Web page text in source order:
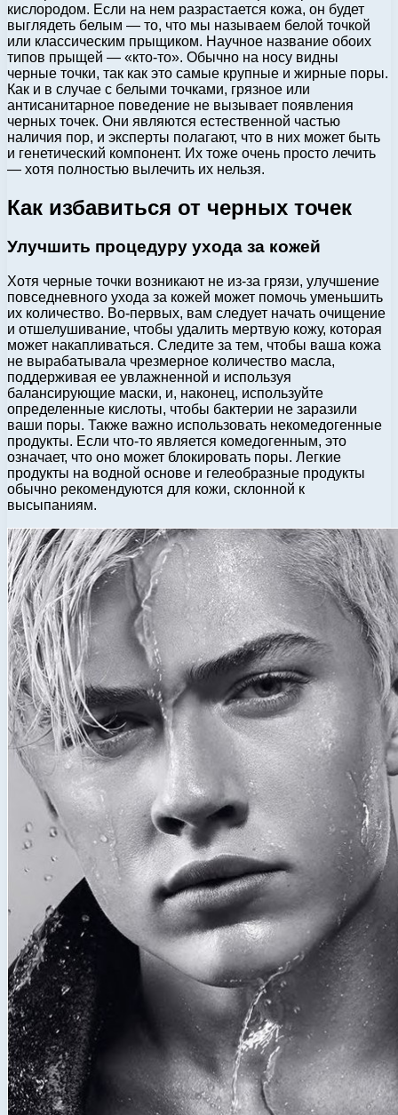
кислородом. Если на нем разрастается кожа, он будет
выглядеть белым — то, что мы называем белой точкой
или классическим прыщиком. Научное название обоих
типов прыщей — «кто-то». Обычно на носу видны
черные точки, так как это самые крупные и жирные поры.
Как и в случае с белыми точками, грязное или
антисанитарное поведение не вызывает появления
черных точек. Они являются естественной частью
наличия пор, и эксперты полагают, что в них может быть
и генетический компонент. Их тоже очень просто лечить
— хотя полностью вылечить их нельзя.
Как избавиться от черных точек
Улучшить процедуру ухода за кожей
Хотя черные точки возникают не из-за грязи, улучшение
повседневного ухода за кожей может помочь уменьшить
их количество. Во-первых, вам следует начать очищение
и отшелушивание, чтобы удалить мертвую кожу, которая
может накапливаться. Следите за тем, чтобы ваша кожа
не вырабатывала чрезмерное количество масла,
поддерживая ее увлажненной и используя
балансирующие маски, и, наконец, используйте
определенные кислоты, чтобы бактерии не заразили
ваши поры. Также важно использовать некомедогенные
продукты. Если что-то является комедогенным, это
означает, что оно может блокировать поры. Легкие
продукты на водной основе и гелеобразные продукты
обычно рекомендуются для кожи, склонной к
высыпаниям.